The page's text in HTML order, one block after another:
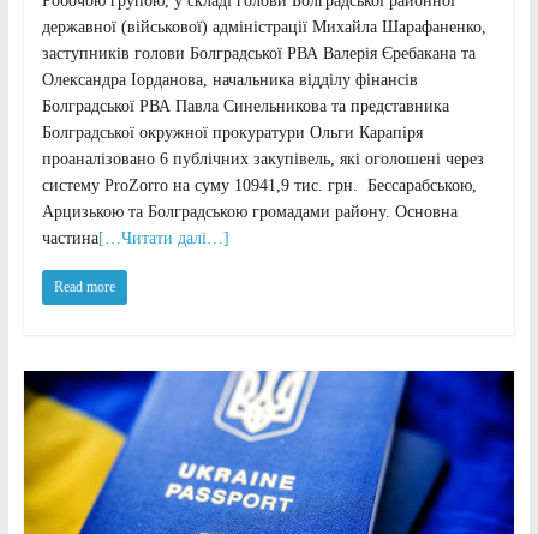
державної (військової) адміністрації Михайла Шарафаненко,
заступників голови Болградської РВА Валерія Єребакана та
Олександра Іорданова, начальника відділу фінансів
Болградської РВА Павла Синельникова та представника
Болградської окружної прокуратури Ольги Карапіря
проаналізовано 6 публічних закупівель, які оголошені через
систему ProZorro на суму 10941,9 тис. грн. Бессарабською,
Арцизькою та Болградською громадами району. Основна
частина[…Читати далі…]
Read more